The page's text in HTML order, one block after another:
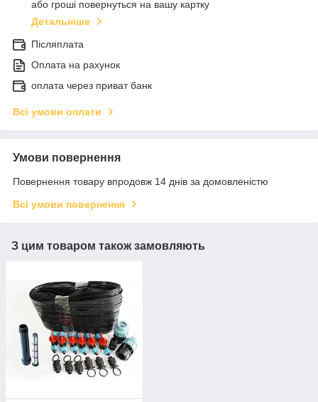
або гроші повернуться на вашу картку
Детальніше
Післяплата
Оплата на рахунок
оплата через приват банк
Всі умови оплати
Умови повернення
Повернення товару впродовж 14 днів за домовленістю
Всі умови повернення
З цим товаром також замовляють